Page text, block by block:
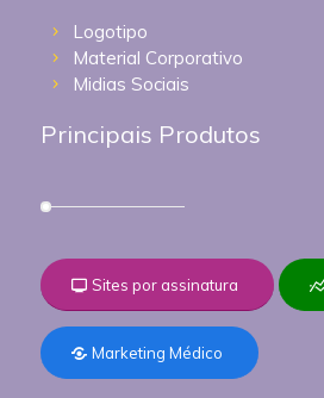
Logotipo
Material Corporativo
Midias Sociais
Principais Produtos
Sites por assinatura
Marketing Médico